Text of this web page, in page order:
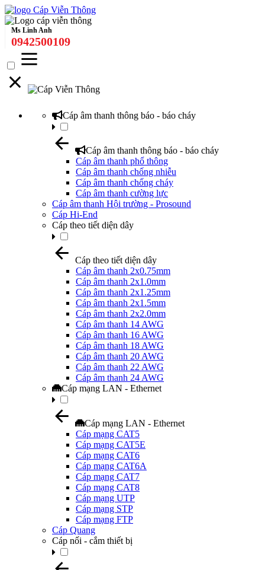
Ms Linh Anh
0942500109
Cáp âm thanh thông báo - báo cháy
Cáp âm thanh thông báo - báo cháy
Cáp âm thanh phổ thông
Cáp âm thanh chống nhiễu
Cáp âm thanh chống cháy
Cáp âm thanh cường lực
Cáp âm thanh Hội trường - Prosound
Cáp Hi-End
Cáp theo tiết diện dây
Cáp theo tiết diện dây
Cáp âm thanh 2x0.75mm
Cáp âm thanh 2x1.0mm
Cáp âm thanh 2x1.25mm
Cáp âm thanh 2x1.5mm
Cáp âm thanh 2x2.0mm
Cáp âm thanh 14 AWG
Cáp âm thanh 16 AWG
Cáp âm thanh 18 AWG
Cáp âm thanh 20 AWG
Cáp âm thanh 22 AWG
Cáp âm thanh 24 AWG
Cáp mạng LAN - Ethernet
Cáp mạng LAN - Ethernet
Cáp mạng CAT5
Cáp mạng CAT5E
Cáp mạng CAT6
Cáp mạng CAT6A
Cáp mạng CAT7
Cáp mạng CAT8
Cáp mạng UTP
Cáp mạng STP
Cáp mạng FTP
Cáp Quang
Cáp nối - cắm thiết bị